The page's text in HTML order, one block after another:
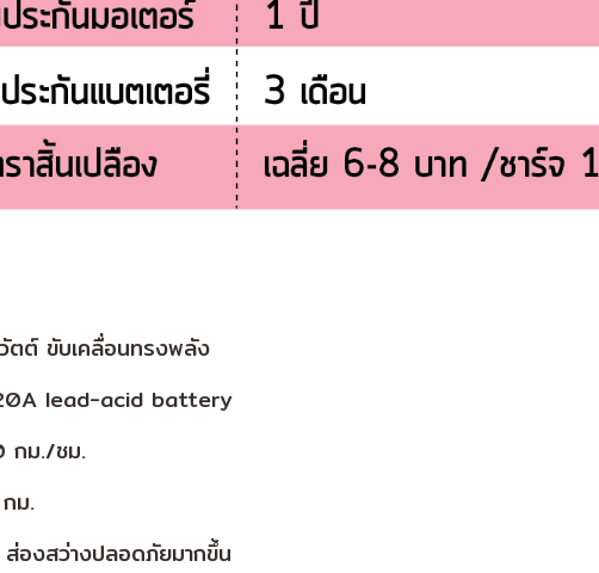
ต์ ขับเคลื่อนทรงพลัง
lead-acid battery
ม./ชม.
ม.
องสว่างปลอดภัยมากขึ้น